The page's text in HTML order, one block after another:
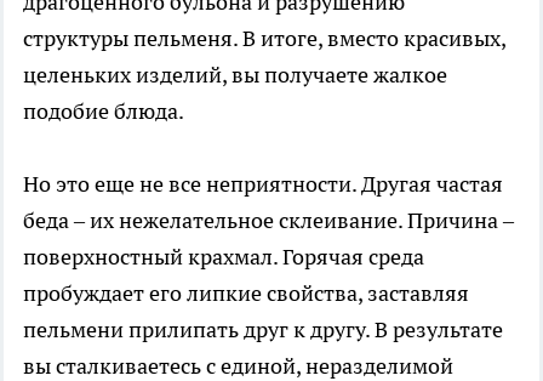
структуры пельменя. В итоге, вместо красивых,
целеньких изделий, вы получаете жалкое
подобие блюда.
Но это еще не все неприятности. Другая частая
беда – их нежелательное склеивание. Причина –
поверхностный крахмал. Горячая среда
пробуждает его липкие свойства, заставляя
пельмени прилипать друг к другу. В результате
вы сталкиваетесь с единой, неразделимой